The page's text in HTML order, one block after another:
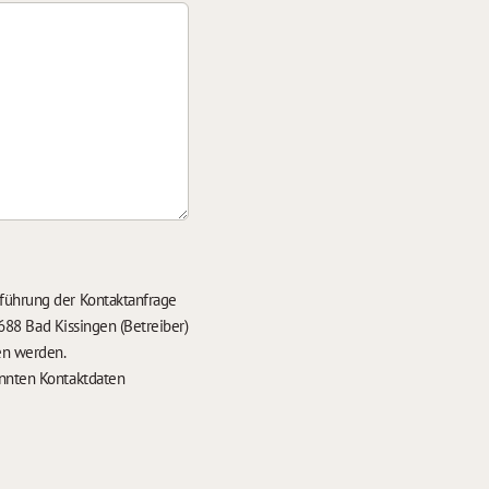
der Kontaktanfrage
Bad Kissingen (Betreiber)
werden.
Kontaktdaten